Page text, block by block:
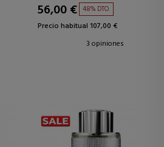
56,00 € 48% DTO.
Precio habitual 107,00 €
3 opiniones